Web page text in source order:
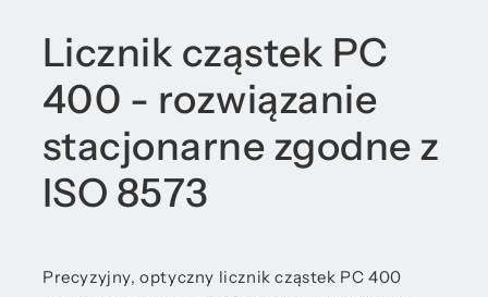
Licznik cząstek PC
400 - rozwiązanie
stacjonarne zgodne z
ISO 8573
Precyzyjny, optyczny licznik cząstek PC 400